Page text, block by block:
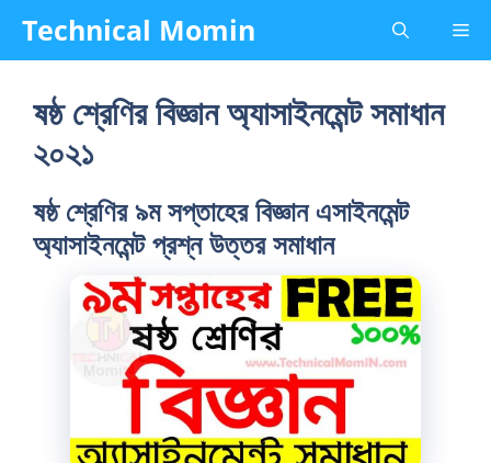
content
Technical Momin
ষষ্ঠ শ্রেণির বিজ্ঞান অ্যাসাইনমেন্ট সমাধান
২০২১
ষষ্ঠ শ্রেণির ৯ম সপ্তাহের বিজ্ঞান এসাইনমেন্ট
অ্যাসাইনমেন্ট প্রশ্ন উত্তর সমাধান